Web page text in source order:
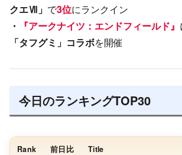
クエⅦ」 で3位にランクイン
・
『アークナイツ：エンドフィールド』
「タフグミ」コラボを開催
今日のランキングTOP30
Rank 前日比 Title